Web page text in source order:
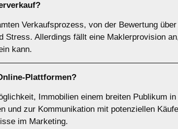
?
Verkaufsprozess, von der Bewertung
Stress. Allerdings fällt eine Maklerprovision
kann.
Plattformen?
Immobilien einem breiten Publikum
und zur Kommunikation mit potenziellen
im Marketing.